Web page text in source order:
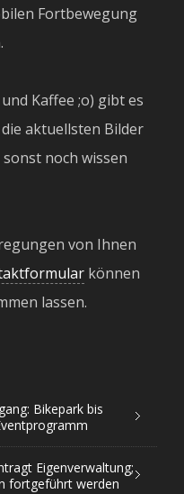
Fortbewegung
Kaffee ;o) gibt es
aktuellsten Bilder
sonst noch wissen
von Ihnen
können
lassen.
Bikepark bis
Eigenverwaltung;
fortgeführt werden